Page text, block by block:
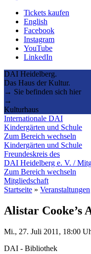
Tickets kaufen
English
Facebook
Instagram
YouTube
LinkedIn
DAI Heidelberg.
Das Haus der Kultur.
→ Sie befinden sich hier
→
Kulturhaus
Internationale DAI
Kindergärten und Schule
Zum Bereich wechseln
Kindergärten und Schule
Freundeskreis des
DAI Heidelberg e. V. /
Zum Bereich wechseln
Mitgliedschaft
Startseite » Veranstaltungen
Alistar Cooke’s
Mi., 27. Juli 2011, 18:00
DAI - Bibliothek